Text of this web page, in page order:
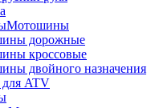
Мотошины
дорожные
кроссовые
двойного назначения
ATV